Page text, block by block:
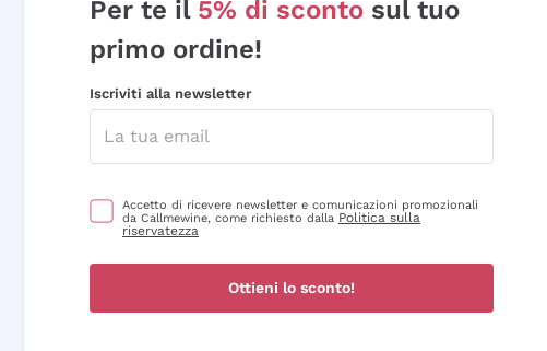
Per te il 5% di sconto sul tuo
primo ordine!
Iscriviti alla newsletter
Accetto di ricevere newsletter e comunicazioni promozionali
da Callmewine, come richiesto dalla Politica sulla
riservatezza
Ottieni lo sconto!